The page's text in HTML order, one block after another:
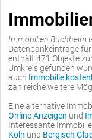
Immobilien Buchheim
Datenbankeinträge
enthält 471 Objekte
Umkreis gefunden
auch Immobilie
zahlreiche weitere
Eine alternative
Online Anzeigen und
Interessante
Köln und Bergisch